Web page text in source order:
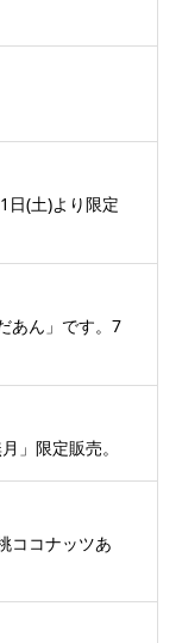
(土)より限定
あん」です。7
」限定販売。
ココナッツあ